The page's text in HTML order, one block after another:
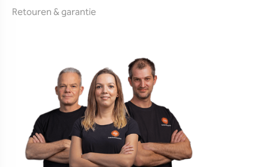
Retouren & garantie